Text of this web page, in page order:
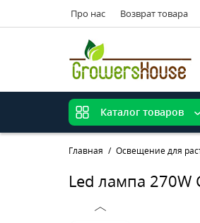
Про нас Возврат товара
Каталог товаров
Главная Освещение для
Led лампа 270W